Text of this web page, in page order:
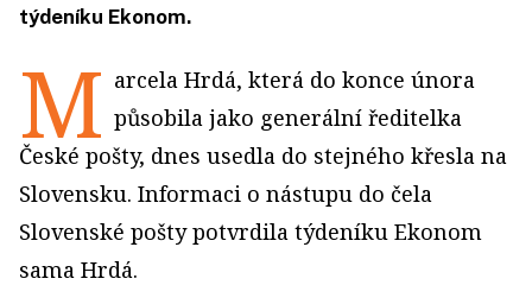
týdeníku Ekonom.
M arcela Hrdá, která do konce února
působila jako generální ředitelka
České pošty, dnes usedla do stejného křesla na
Slovensku. Informaci o nástupu do čela
Slovenské pošty potvrdila týdeníku Ekonom
sama Hrdá.